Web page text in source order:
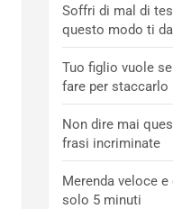
Soffri di mal di
questo modo ti
Tuo figlio vuole
fare per staccarlo
Non dire mai
frasi incriminate
Merenda veloce
solo 5 minuti